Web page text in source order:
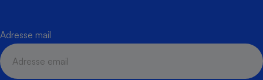
Adresse mail